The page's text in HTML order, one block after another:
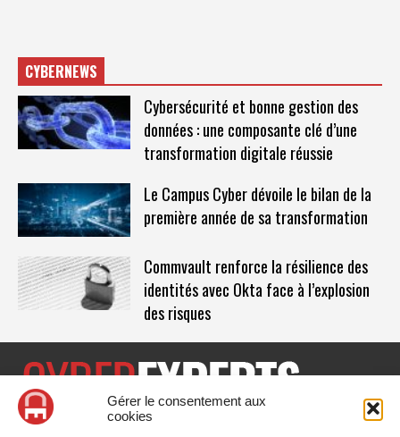
Gérer le consentement aux
cookies
CYBERNEWS
Cybersécurité et bonne gestion des
données : une composante clé d’une
transformation digitale réussie
Le Campus Cyber dévoile le bilan de la
première année de sa transformation
Commvault renforce la résilience des
identités avec Okta face à l’explosion
des risques
CyberExperts.tech est un média dédié à la sécurité informatique